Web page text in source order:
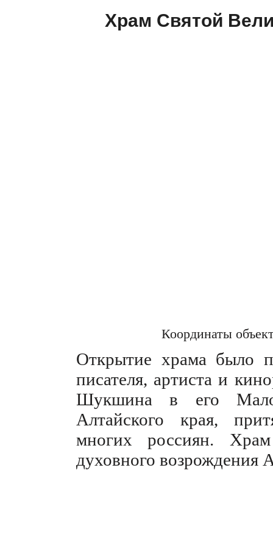
Храм Святой
Координаты
Открытие храма было
писателя, артиста и
Шукшина в его
Алтайского края,
многих россиян.
духовного возрождения